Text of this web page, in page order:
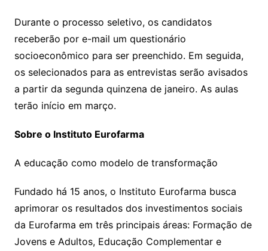
Durante o processo seletivo, os candidatos
receberão por e-mail um questionário
socioeconômico para ser preenchido. Em seguida,
os selecionados para as entrevistas serão avisados
a partir da segunda quinzena de janeiro. As aulas
terão início em março.
Sobre o Instituto Eurofarma
A educação como modelo de transformação
Fundado há 15 anos, o Instituto Eurofarma busca
aprimorar os resultados dos investimentos sociais
da Eurofarma em três principais áreas: Formação de
Jovens e Adultos, Educação Complementar e